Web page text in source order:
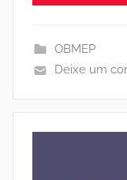
OBMEP
Deixe um